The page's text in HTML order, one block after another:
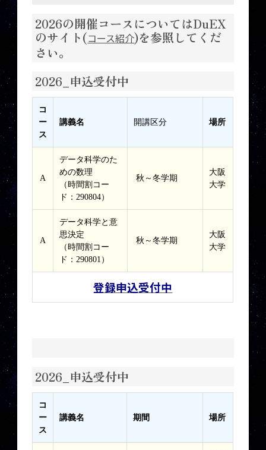
2026の開催コースについてはDuEX
のサイト(コース紹介)を参照してくだ
さい。
2026_申込受付中
コ
ー
ス
講義名 開講区分 場所
A
データ科学のた
めの数理
（時間割コー
ド：290804）
秋～冬学期
大阪
大学
A
データ科学と意
思決定
（時間割コー
ド：290801）
秋～冬学期
大阪
大学
登録申込受付中
2026_申込受付中
コ
ー
ス
講義名 期間 場所